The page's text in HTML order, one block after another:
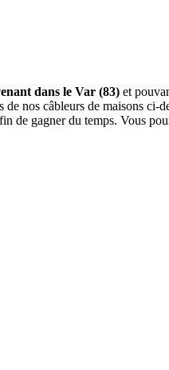
dans le Var (83) et
nos câbleurs de maisons ci-
de gagner du temps. Vous